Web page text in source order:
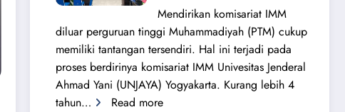
Melbourne
dan
Brisbane
Mendirikan komisariat IMM
diluar perguruan tinggi Muhammadiyah (PTM) cukup
memiliki tantangan tersendiri. Hal ini terjadi pada
proses berdirinya komisariat IMM Univesitas Jenderal
Ahmad Yani (UNJAYA) Yogyakarta. Kurang lebih 4
tahun…
Read more: